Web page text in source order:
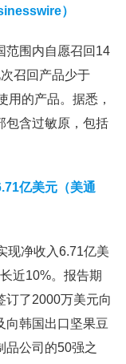
）
范围内自愿召回14
召回产品少于
用的产品。据悉，
包含过敏原，包括
亿美元（美通
现净收入6.71亿美
近10%。报告期
订了2000万美元向
向韩国出口坚果豆
品公司的50强之